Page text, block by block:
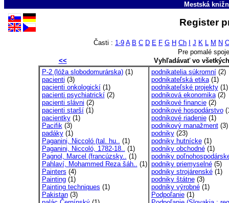
Mestská
Register
Časti : 1-9 A B C D E F G H Ch J K L M N
Pre pomalé
<<
Vyhľadávať vo
P-2 (lóža slobodomurárska)(1)
pacienti (3)
pacienti onkologickí(1)
pacienti psychiatrickí(2)
pacienti slávni (2)
pacienti starší(1)
pacientky(1)
Pacifik(3)
padáky(1)
Paganini, Niccoló (tal. hu.. (1)
Paganini, Niccoló, 1782-18.. (1)
Pagnol, Marcel (francúzsky.. (1)
Pahlaví, Mohammed Reza šáh.. (1)
Painters (4)
Painting(1)
Painting techniques (1)
Pakistan(3)
podnikatelia súkromní(2)
podnikateľská etika(1)
podnikateľské projekty(1)
podniková ekonomika(2)
podnikové financie(2)
podnikové hospodárstvo
podnikové riadenie(1)
podnikový manažment(3)
podniky(23)
podniky hutnícke(1)
podniky obchodné(1)
podniky
podniky priemyselné(5)
podniky strojárenské(1)
podniky štátne(3)
podniky výrobné(1)
Podpoľanie(1)